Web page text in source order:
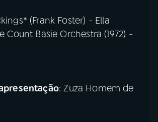
(Frank Foster) - Ella
Count Basie Orchestra (1972) -
: Zuza Homem de